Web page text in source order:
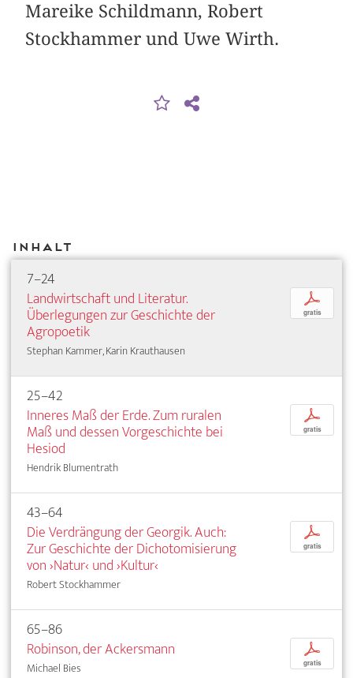
Mareike Schildmann, Robert
Stockhammer und Uwe Wirth.
Inhalt
7–24
Landwirtschaft und Literatur.
Überlegungen zur Geschichte der
Agropoetik
Stephan Kammer, Karin Krauthausen
p
gratis
25–42
Inneres Maß der Erde. Zum ruralen
Maß und dessen Vorgeschichte bei
Hesiod
Hendrik Blumentrath
p
gratis
43–64
Die Verdrängung der Georgik. Auch:
Zur Geschichte der Dichotomisierung
von ›Natur‹ und ›Kultur‹
Robert Stockhammer
p
gratis
65–86
Robinson, der Ackersmann
Michael Bies
p
gratis